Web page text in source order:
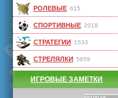
РОЛЕВЫЕ 615
СПОРТИВНЫЕ 2018
СТРАТЕГИИ 1533
СТРЕЛЯЛКИ 5659
ИГРОВЫЕ ЗАМЕТКИ